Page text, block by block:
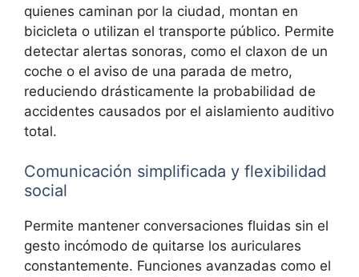
quienes caminan por la ciudad, montan en
bicicleta o utilizan el transporte público. Permite
detectar alertas sonoras, como el claxon de un
coche o el aviso de una parada de metro,
reduciendo drásticamente la probabilidad de
accidentes causados por el aislamiento auditivo
total.
Comunicación simplificada y flexibilidad
social
Permite mantener conversaciones fluidas sin el
gesto incómodo de quitarse los auriculares
constantemente. Funciones avanzadas como el